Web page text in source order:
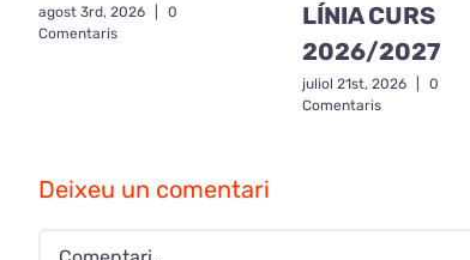
agost 3rd, 2026
0
Comentaris
LÍNIA CURS
2026/2027
juliol 21st, 2026
0
Comentaris
Deixeu un comentari
Comment